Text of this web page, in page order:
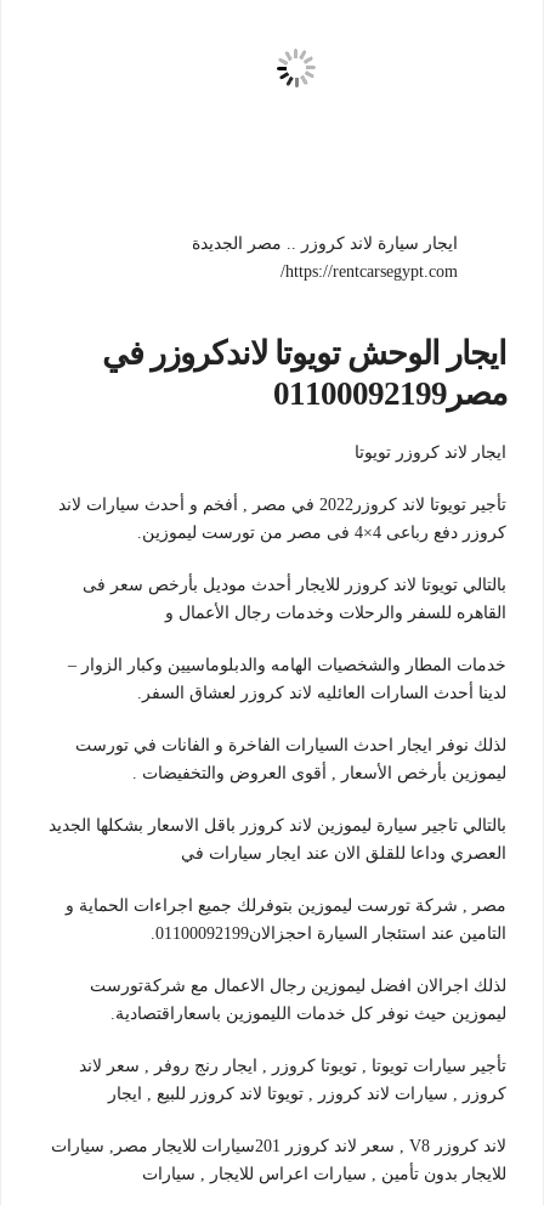
ايجار سيارة لاند كروزر .. مصر الجديدة
https://rentcarsegypt.com/
ايجار الوحش تويوتا لاندكروزر في
مصر01100092199
ايجار لاند كروزر تويوتا
تأجير تويوتا لاند كروزر2022 في مصر , أفخم و أحدث سيارات لاند
كروزر دفع رباعى 4×4 فى مصر من تورست ليموزين.
بالتالي تويوتا لاند كروزر للايجار أحدث موديل بأرخص سعر فى
القاهره للسفر والرحلات وخدمات رجال الأعمال و
خدمات المطار والشخصيات الهامه والدبلوماسيين وكبار الزوار –
لدينا أحدث السارات العائليه لاند كروزر لعشاق السفر.
لذلك نوفر ايجار احدث السيارات الفاخرة و الفانات في تورست
ليموزين بأرخص الأسعار , أقوى العروض والتخفيضات .
بالتالي تاجير سيارة ليموزين لاند كروزر باقل الاسعار بشكلها الجديد
العصري وداعا للقلق الان عند ايجار سيارات في
مصر , شركة تورست ليموزين بتوفرلك جميع اجراءات الحماية و
التامين عند استئجار السيارة احجزالان01100092199.
لذلك اجرالان افضل ليموزين رجال الاعمال مع شركةتورست
ليموزين حيث نوفر كل خدمات الليموزين باسعاراقتصادية.
تأجير سيارات تويوتا , تويوتا كروزر , ايجار رنج روفر , سعر لاند
كروزر , سيارات لاند كروزر , تويوتا لاند كروزر للبيع , ايجار
لاند كروزر V8 , سعر لاند كروزر 201سيارات للايجار مصر, سيارات
للايجار بدون تأمين , سيارات اعراس للايجار , سيارات